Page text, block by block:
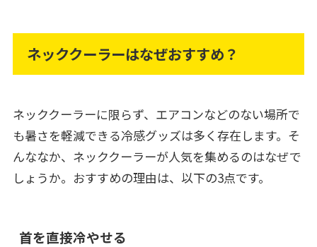
ネッククーラーはなぜおすすめ？
ネッククーラーに限らず、エアコンなどのない場所で
も暑さを軽減できる冷感グッズは多く存在します。そ
んななか、ネッククーラーが人気を集めるのはなぜで
しょうか。おすすめの理由は、以下の3点です。
首を直接冷やせる